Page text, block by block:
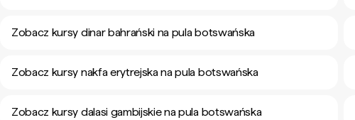
Zobacz kursy dinar bahrański na pula botswańska
Zobacz kursy nakfa erytrejska na pula botswańska
Zobacz kursy dalasi gambijskie na pula botswańska